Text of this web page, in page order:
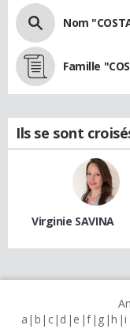
Nom
Famille
Ils se sont
Virginie SAVINA
a b c d e f g h i